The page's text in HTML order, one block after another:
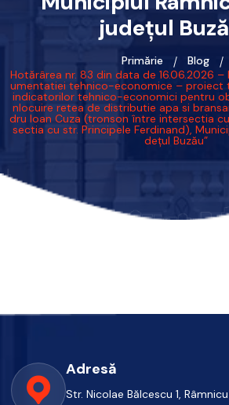
județul
Primărie
Blog
Hotărârea nr. 83 din data de 16.06.2026
umentatiei tehnico-economice – proiect
indicatorilor tehnico-economici pentru
nlocuire retea de distributie apa si
dru Ioan Cuza (tronson între intersectia
sectia cu str. Principele Ferdinand),
dețul Buzău”
Adresă
Str. Nicolae Bălcescu 1, Râmnicu